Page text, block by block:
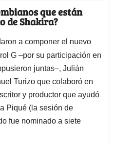
que están
de Shakira?
a componer el nuevo
G –por su participación en
juntas–, Julián
Turizo que colaboró en
y productor que ayudó
Piqué (la sesión de
fue nominado a siete